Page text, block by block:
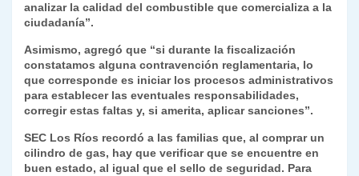
analizar la calidad del combustible que comercializa a la
ciudadanía”.
Asimismo, agregó que “si durante la fiscalización
constatamos alguna contravención reglamentaria, lo
que corresponde es iniciar los procesos administrativos
para establecer las eventuales responsabilidades,
corregir estas faltas y, si amerita, aplicar sanciones”.
SEC Los Ríos recordó a las familias que, al comprar un
cilindro de gas, hay que verificar que se encuentre en
buen estado, al igual que el sello de seguridad. Para